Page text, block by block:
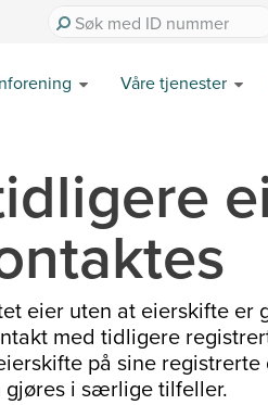
Våre tjenester
eier uten at eierskifte er
med tidligere
på sine
i særlige tilfeller.